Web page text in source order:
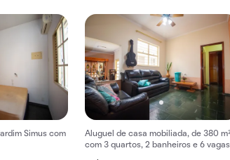
Simus com
Aluguel de casa mobiliada, de 380 m²
com 3 quartos, 2 banheiros e 6 vagas